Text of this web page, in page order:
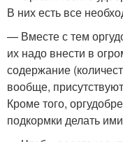
В них есть все
— Вместе с тем
их надо внести в
содержание
вообще,
Кроме того,
подкормки делать